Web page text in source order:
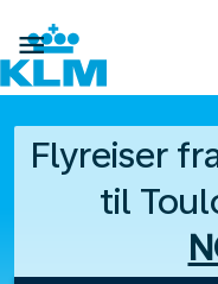

Flyreiser
til